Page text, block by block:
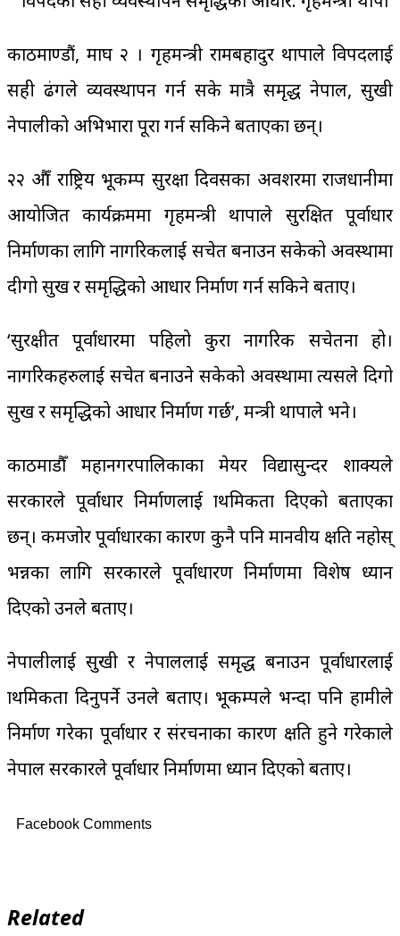
काठमाण्डौं, माघ २ । गृहमन्त्री रामबहादुर थापाले विपदलाई
सही ढंगले व्यवस्थापन गर्न सके मात्रै समृद्ध नेपाल, सुखी
नेपालीको अभिभारा पूरा गर्न सकिने बताएका छन्।
२२ औँ राष्ट्रिय भूकम्प सुरक्षा दिवसका अवशरमा राजधानीमा
आयोजित कार्यक्रममा गृहमन्त्री थापाले सुरक्षित पूर्वाधार
निर्माणका लागि नागरिकलाई सचेत बनाउन सकेको अवस्थामा
दीगो सुख र समृद्धिको आधार निर्माण गर्न सकिने बताए।
‘सुरक्षीत पूर्वाधारमा पहिलो कुरा नागरिक सचेतना हो।
नागरिकहरुलाई सचेत बनाउने सकेको अवस्थामा त्यसले दिगो
सुख र समृद्धिको आधार निर्माण गर्छ’, मन्त्री थापाले भने।
काठमाडौँ महानगरपालिकाका मेयर विद्यासुन्दर शाक्यले
सरकारले पूर्वाधार निर्माणलाई प्राथमिकता दिएको बताएका
छन्। कमजोर पूर्वाधारका कारण कुनै पनि मानवीय क्षति नहोस्
भन्नका लागि सरकारले पूर्वाधारण निर्माणमा विशेष ध्यान
दिएको उनले बताए।
नेपालीलाई सुखी र नेपाललाई समृद्ध बनाउन पूर्वाधारलाई
प्राथमिकता दिनुपर्ने उनले बताए। भूकम्पले भन्दा पनि हामीले
निर्माण गरेका पूर्वाधार र संरचनाका कारण क्षति हुने गरेकाले
नेपाल सरकारले पूर्वाधार निर्माणमा ध्यान दिएको बताए।
Facebook Comments
Related